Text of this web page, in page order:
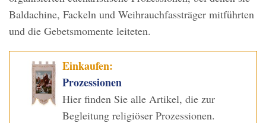
Baldachine, Fackeln und Weihrauchfassträger mitführten
und die Gebetsmomente leiteten.
Einkaufen:
Prozessionen
Hier finden Sie alle Artikel, die zur
Begleitung religiöser Prozessionen.